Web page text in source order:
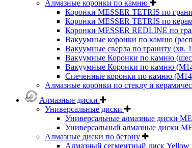
Алмазные коронки по камню
Коронки MESSER TETRIS по
Коронки MESSER TETRIS по
Коронки MESSER REDLINE по
Вакуумные коронки по камню
Вакуумные сверла по граниту (хв.
Вакуумные Коронки по камню
Вакуумные Коронки по камню
Спеченные коронки по камню
Алмазные коронки по стеклу и
Алмазные диски
Универсальные диски
Универсальные алмазные диски
Универсальный алмазные диски
Алмазные диски по бетону
Алмазный сегментный диск Yellow